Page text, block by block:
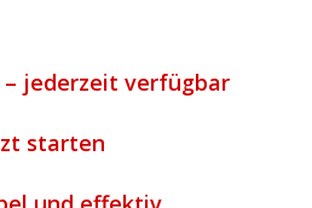
jederzeit verfügbar
starten